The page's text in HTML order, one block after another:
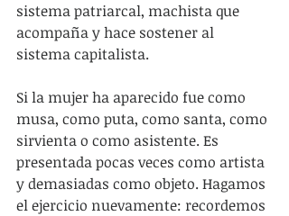
sistema patriarcal, machista que
acompaña y hace sostener al
sistema capitalista.
Si la mujer ha aparecido fue como
musa, como puta, como santa, como
sirvienta o como asistente. Es
presentada pocas veces como artista
y demasiadas como objeto. Hagamos
el ejercicio nuevamente: recordemos